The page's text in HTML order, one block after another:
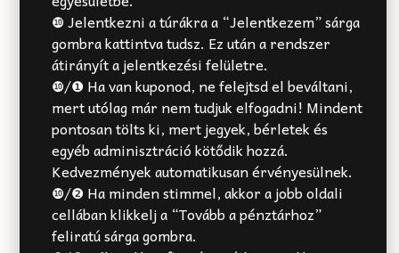
❿ Jelentkezni a túrákra a “Jelentkezem” sárga
gombra kattintva tudsz. Ez után a rendszer
átirányít a jelentkezési felületre.
❿/❶ Ha van kuponod, ne felejtsd el beváltani,
mert utólag már nem tudjuk elfogadni! Mindent
pontosan tölts ki, mert jegyek, bérletek és
egyéb adminisztráció kötődik hozzá.
Kedvezmények automatikusan érvényesülnek.
❿/❷ Ha minden stimmel, akkor a jobb oldali
cellában klikkelj a “Tovább a pénztárhoz”
feliratú sárga gombra.